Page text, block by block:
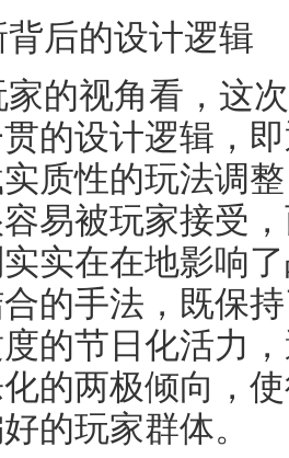
背后的设计逻辑
家的视角看，这
的设计逻辑，
质性的玩法调
易被玩家接受
实在在地影响
的手法，既保
的节日化活力
的两极倾向，
的玩家群体。